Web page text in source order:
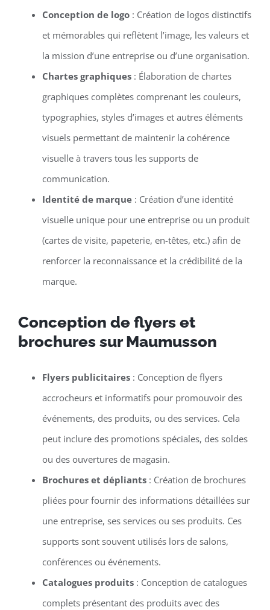
Conception de logo: Création de logos distinctifs
et mémorables qui reflètent l’image, les valeurs et
la mission d’une entreprise ou d’une organisation.
Chartes graphiques: Élaboration de chartes
graphiques complètes comprenant les couleurs,
typographies, styles d’images et autres éléments
visuels permettant de maintenir la cohérence
visuelle à travers tous les supports de
communication.
Identité de marque: Création d’une identité
visuelle unique pour une entreprise ou un produit
(cartes de visite, papeterie, en-têtes, etc.) afin de
renforcer la reconnaissance et la crédibilité de la
marque.
Conception de flyers et
brochures sur Maumusson
Flyers publicitaires: Conception de flyers
accrocheurs et informatifs pour promouvoir des
événements, des produits, ou des services. Cela
peut inclure des promotions spéciales, des soldes
ou des ouvertures de magasin.
Brochures et dépliants: Création de brochures
pliées pour fournir des informations détaillées sur
une entreprise, ses services ou ses produits. Ces
supports sont souvent utilisés lors de salons,
conférences ou événements.
Catalogues produits: Conception de catalogues
complets présentant des produits avec des